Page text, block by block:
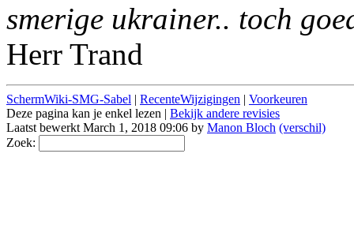
smerige ukrainer.. toch
Herr Trand
SchermWiki-SMG-Sabel | RecenteWijzigingen | Voorkeuren
Deze pagina kan je enkel lezen | Bekijk andere revisies
Laatst bewerkt March 1, 2018 09:06 by Manon Bloch (verschil)
Zoek: